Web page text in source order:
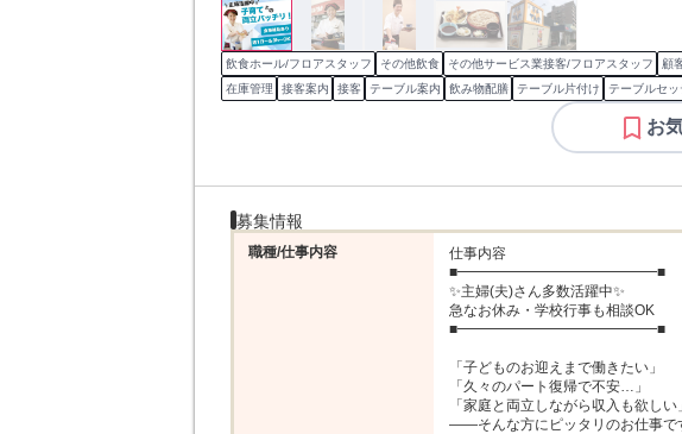
飲食ホール/フロアスタッフ その他飲食 その他サービス業接客/フロアスタッフ 顧
在庫管理
接客案内 接客 テーブル案内 飲み物配膳 テーブル片付け テーブルセ
お
募集情報
職種/仕事内容
仕事内容
■━━━━━━━━━━━━━━■
✨主婦(夫)さん多数活躍中✨
急なお休み・学校行事も相談OK
■━━━━━━━━━━━━━━■
「子どものお迎えまで働きたい」
「久々のパート復帰で不安…」
「家庭と両立しながら収入も欲しい」
――そんな方にピッタリのお仕事で